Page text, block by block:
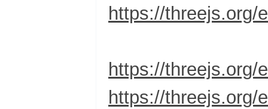
https://threejs.org/
https://threejs.org/
https://threejs.org/